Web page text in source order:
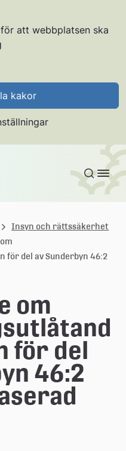
att webbplatsen ska
kakor
Insyn och rättssäkerhet
för del av Sunderbyn 46:2
om
för del
46:2